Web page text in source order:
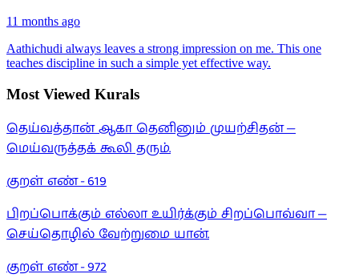
11 months ago
Aathichudi always leaves a strong impression on me. This one
teaches discipline in such a simple yet effective way.
Most Viewed Kurals
தெய்வத்தான் ஆகா தெனினும் முயற்சிதன் —
மெய்வருத்தக் கூலி தரும்.
குறள் எண் -619
பிறப்பொக்கும் எல்லா உயிர்க்கும் சிறப்பொவ்வா —
செய்தொழில் வேற்றுமை யான்.
குறள் எண் -972